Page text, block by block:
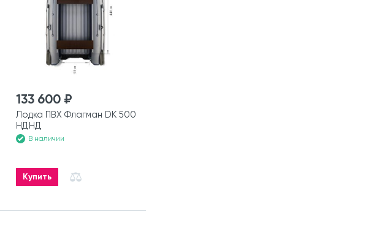
133 600 ₽
Лодка ПВХ Флагман DK 500
НДНД
В наличии
Купить